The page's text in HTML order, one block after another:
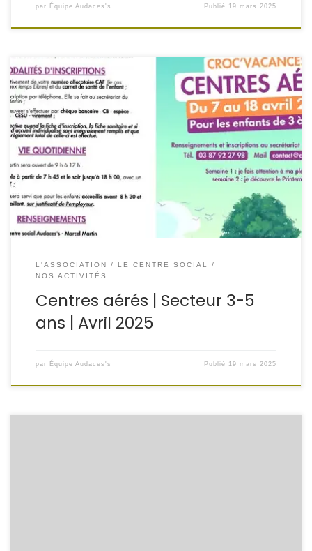
par Équipe Audaces's Publié 19 mars 2025
L'ASSOCIATION
LE CENTRE SOCIAL
NOS ACTIVITÉS
Centres aérés | Secteur 3-5
ans | Avril 2025
par Équipe Audaces's Publié 19 mars 2025